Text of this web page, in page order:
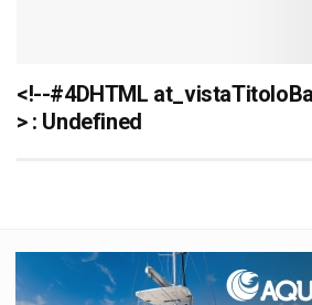
<!--#4DHTML
> : Undefined